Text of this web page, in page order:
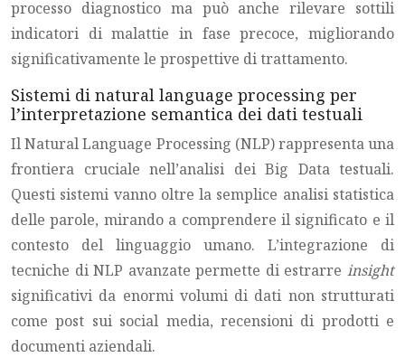
processo diagnostico ma può anche rilevare sottili
indicatori di malattie in fase precoce, migliorando
significativamente le prospettive di trattamento.
Sistemi di natural language processing per
l’interpretazione semantica dei dati testuali
Il Natural Language Processing (NLP) rappresenta una
frontiera cruciale nell’analisi dei Big Data testuali.
Questi sistemi vanno oltre la semplice analisi statistica
delle parole, mirando a comprendere il significato e il
contesto del linguaggio umano. L’integrazione di
tecniche di NLP avanzate permette di estrarre insight
significativi da enormi volumi di dati non strutturati
come post sui social media, recensioni di prodotti e
documenti aziendali.